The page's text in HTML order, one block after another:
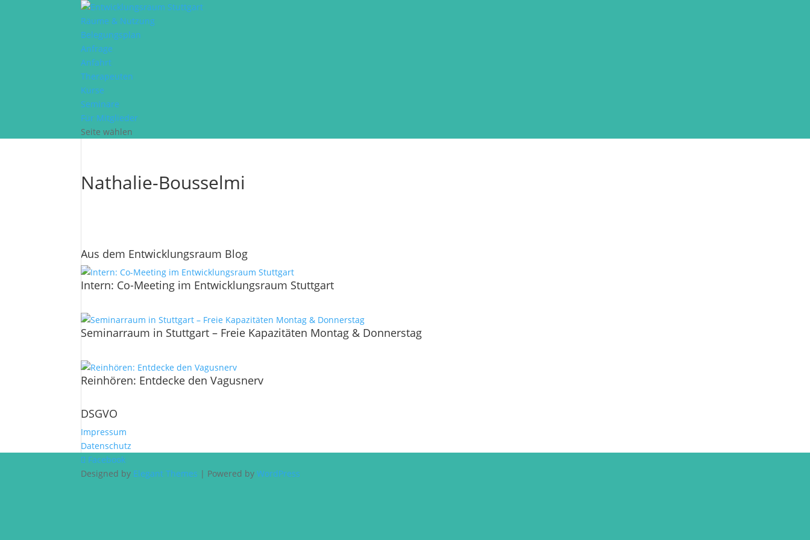
Räume & Nutzung
Belegungsplan
Anfrage
Anfahrt
Therapeuten
Kurse
Seminare
Für Mitglieder
Seite wählen
Nathalie-Bousselmi
Aus dem Entwicklungsraum Blog
Intern: Co-Meeting im Entwicklungsraum Stuttgart
Seminarraum in Stuttgart – Freie Kapazitäten Montag & Donnerstag
Reinhören: Entdecke den Vagusnerv
DSGVO
Impressum
Datenschutz
Facebook
Designed by Elegant Themes | Powered byWordPress